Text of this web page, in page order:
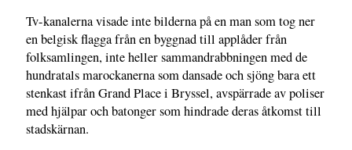
Tv-kanalerna visade inte bilderna på en man som tog ner
en belgisk flagga från en byggnad till applåder från
folksamlingen, inte heller sammandrabbningen med de
hundratals marockanerna som dansade och sjöng bara ett
stenkast ifrån Grand Place i Bryssel, avspärrade av poliser
med hjälpar och batonger som hindrade deras åtkomst till
stadskärnan.